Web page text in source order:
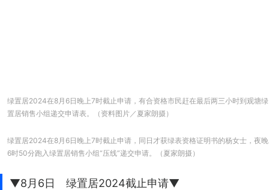
绿置居2024在8月6日晚上7时截止申请，有合资格市民赶在最后两三小时到观塘绿
置居销售小组递交申请表。（资料图片／夏家朗摄）
绿置居2024在8月6日晚上7时截止申请，同日才获绿表资格证明书的杨女士，夜晚
6时50分跑入绿置居销售小组“压线”递交申请。（夏家朗摄）
▼8月6日 绿置居2024截止申请▼